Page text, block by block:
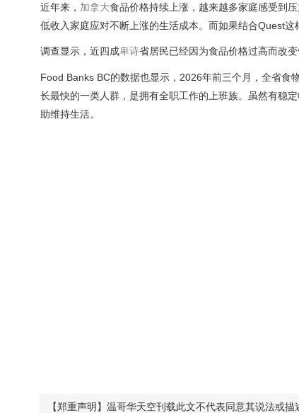
近年来， 加拿大食品价格持续上涨，越来越多家庭感受到
低收入家庭应对不断上涨的生活成本。而如果结合Quest
调查显示，近四成卑诗省居民已经因为食品价格过高而改
Food Banks BC的数据也显示，2026年前三个月，全省食
长最快的一类人群，是拥有全职工作的上班族。虽然有稳
助维持生活。
【郑重声明】温哥华天空刊载此文不代表同意其说法或